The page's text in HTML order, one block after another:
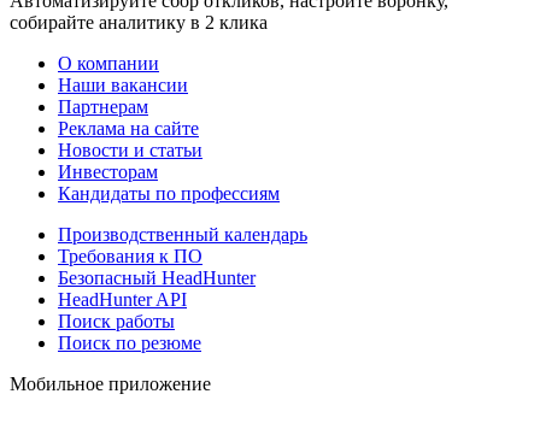
собирайте аналитику в 2 клика
О компании
Наши вакансии
Партнерам
Реклама на сайте
Новости и статьи
Инвесторам
Кандидаты по профессиям
Производственный календарь
Требования к ПО
Безопасный HeadHunter
HeadHunter API
Поиск работы
Поиск по резюме
Мобильное приложение